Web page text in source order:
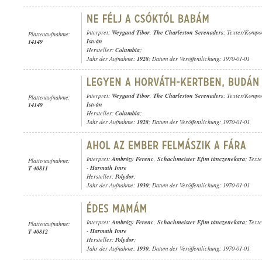
Plattenaufnahme:
14149
Interpret: Weygand Tibor, The Charleston Serenaders; Texter/
István
Hersteller: Columbia;
Jahr der Aufnahme: 1928; Datum der Veröffentlichung: 1970-01-01
Plattenaufnahme:
14149
Interpret: Weygand Tibor, The Charleston Serenaders; Texter/
István
Hersteller: Columbia;
Jahr der Aufnahme: 1928; Datum der Veröffentlichung: 1970-01-01
Plattenaufnahme:
T 40811
Interpret:Ambrózy Ferenc, Schachmeister Efim tánczenekara;
- Harmath Imre
Hersteller: Polydor;
Jahr der Aufnahme: 1930; Datum der Veröffentlichung: 1970-01-01
Plattenaufnahme:
T 40812
Interpret:Ambrózy Ferenc, Schachmeister Efim tánczenekara;
- Harmath Imre
Hersteller: Polydor;
Jahr der Aufnahme: 1930; Datum der Veröffentlichung: 1970-01-01